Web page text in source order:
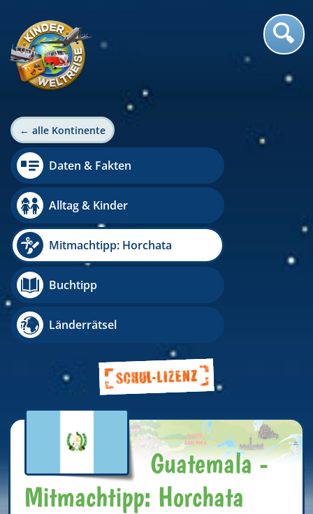
← alle Kontinente
Daten & Fakten
Alltag & Kinder
Mitmachtipp: Horchata
Buchtipp
Länderrätsel
Guatemala -
Mitmachtipp: Horchata